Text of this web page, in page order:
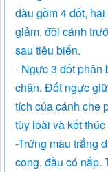
dàu gồm 4 đốt,
giảm, đôi cánh
sau tiêu biến.
- Ngực 3 đốt phân
chân. Đốt ngực
tích của cánh che
tùy loài và kết
-Trứng màu trắng
cong, đầu có nắp.